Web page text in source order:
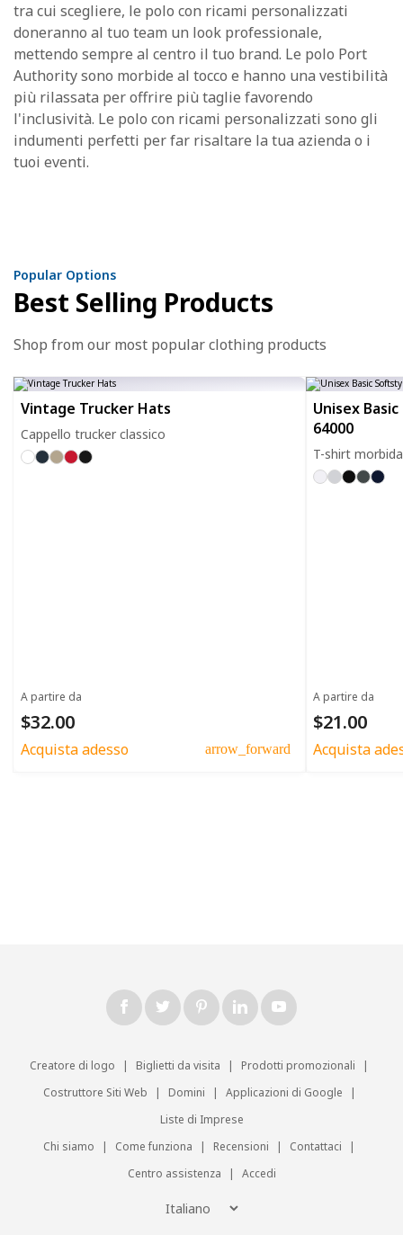
tra cui scegliere, le polo con ricami personalizzati
doneranno al tuo team un look professionale,
mettendo sempre al centro il tuo brand. Le polo Port
Authority sono morbide al tocco e hanno una vestibilità
più rilassata per offrire più taglie favorendo
l'inclusività. Le polo con ricami personalizzati sono gli
indumenti perfetti per far risaltare la tua azienda o i
tuoi eventi.
Popular Options
Best Selling Products
Shop from our most popular clothing products
Vintage Trucker Hats
Cappello trucker classico
A partire da
$32.00
Acquista adesso arrow_forward
Unisex
64000
T-shirt
A partire da
$21.00
Acquista
Creatore di logo | Biglietti da visita | Prodotti promozionali
|
Costruttore Siti Web
| Domini | Applicazioni di Google
|
Liste di Imprese
Chi siamo
| Come funziona | Recensioni | Contattaci
|
Centro assistenza
| Accedi